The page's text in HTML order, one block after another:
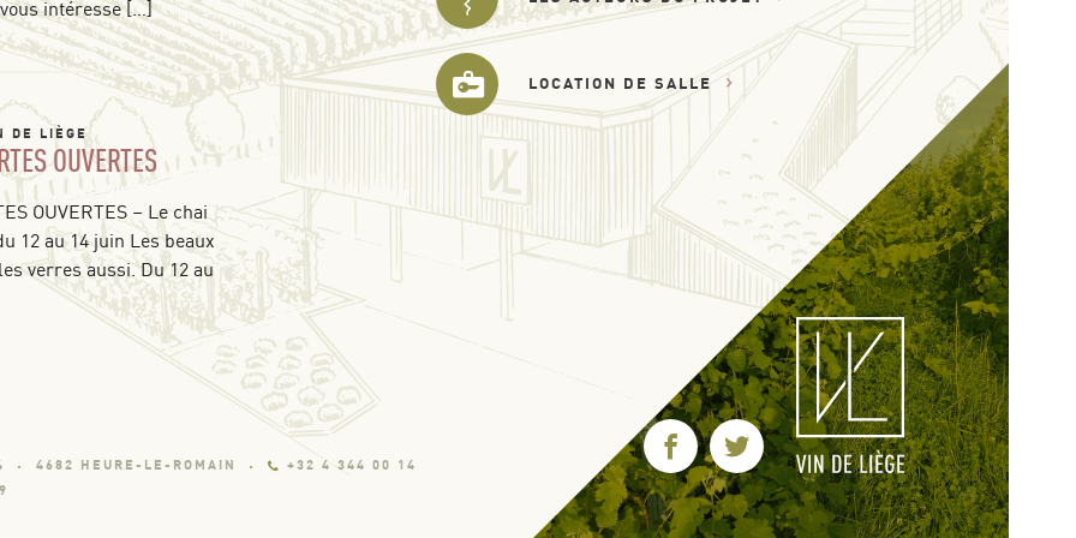
intéresse […]
DE LIÈGE
OUVERTES
OUVERTES – Le chai
12 au 14 juin Les beaux
verres aussi. Du 12 au
LOCATION DE SALLE
4682 HEURE-LE-ROMAIN
+32 4 344 00 14